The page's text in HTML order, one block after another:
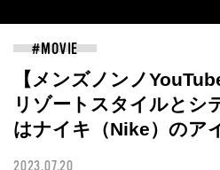
【メンズノンノ
リゾートスタイルとシ
はナイキ（Nike）のア
2023.07.20